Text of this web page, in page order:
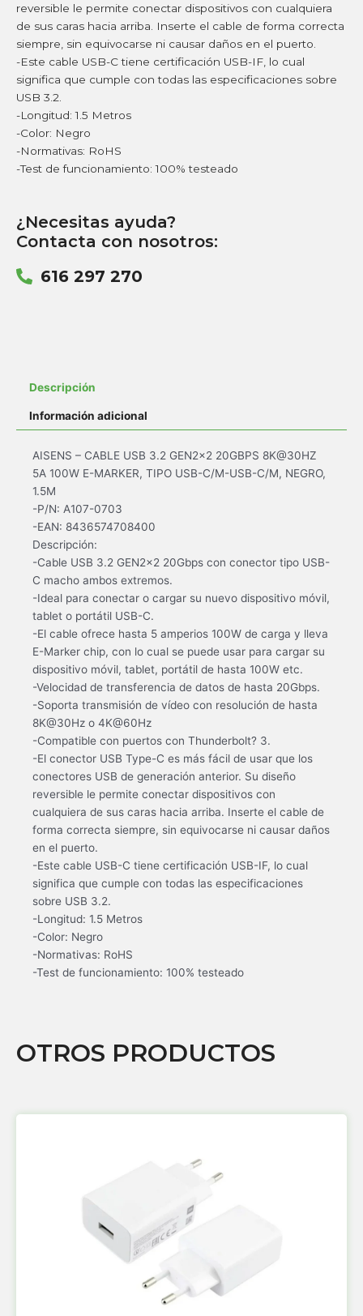
reversible le permite conectar dispositivos con cualquiera
de sus caras hacia arriba. Inserte el cable de forma correcta
siempre, sin equivocarse ni causar daños en el puerto.
-Este cable USB-C tiene certificación USB-IF, lo cual
significa que cumple con todas las especificaciones sobre
USB 3.2.
-Longitud: 1.5 Metros
-Color: Negro
-Normativas: RoHS
-Test de funcionamiento: 100% testeado
¿Necesitas ayuda?
Contacta con nosotros:
616 297 270
Descripción
Información adicional
AISENS – CABLE USB 3.2 GEN2x2 20GBPS 8K@30HZ
5A 100W E-MARKER, TIPO USB-C/M-USB-C/M, NEGRO,
1.5M
-P/N: A107-0703
-EAN: 8436574708400
Descripción:
-Cable USB 3.2 GEN2x2 20Gbps con conector tipo USB-
C macho ambos extremos.
-Ideal para conectar o cargar su nuevo dispositivo móvil,
tablet o portátil USB-C.
-El cable ofrece hasta 5 amperios 100W de carga y lleva
E-Marker chip, con lo cual se puede usar para cargar su
dispositivo móvil, tablet, portátil de hasta 100W etc.
-Velocidad de transferencia de datos de hasta 20Gbps.
-Soporta transmisión de vídeo con resolución de hasta
8K@30Hz o 4K@60Hz
-Compatible con puertos con Thunderbolt? 3.
-El conector USB Type-C es más fácil de usar que los
conectores USB de generación anterior. Su diseño
reversible le permite conectar dispositivos con
cualquiera de sus caras hacia arriba. Inserte el cable de
forma correcta siempre, sin equivocarse ni causar daños
en el puerto.
-Este cable USB-C tiene certificación USB-IF, lo cual
significa que cumple con todas las especificaciones
sobre USB 3.2.
-Longitud: 1.5 Metros
-Color: Negro
-Normativas: RoHS
-Test de funcionamiento: 100% testeado
OTROS PRODUCTOS